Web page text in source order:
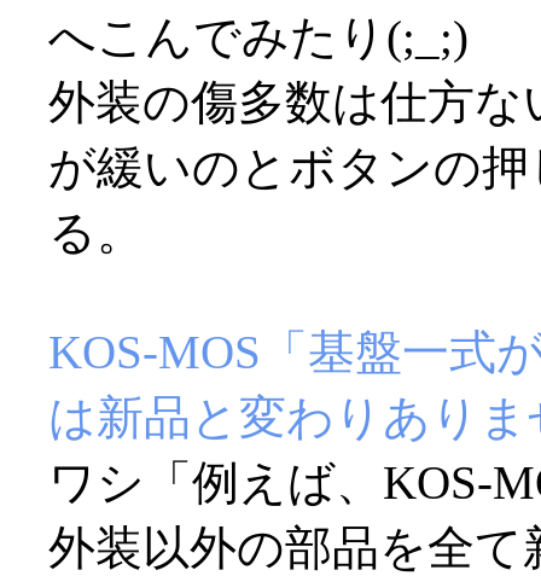
へこんでみたり(;_;)
外装の傷多数は仕方
が緩いのとボタンの
る。
KOS-MOS「基盤一式
は新品と変わりあり
ワシ「例えば、KOS-
外装以外の部品を全